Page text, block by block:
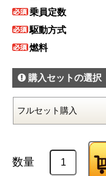
乗員定数
駆動方式
燃料
購入セットの選択
数量